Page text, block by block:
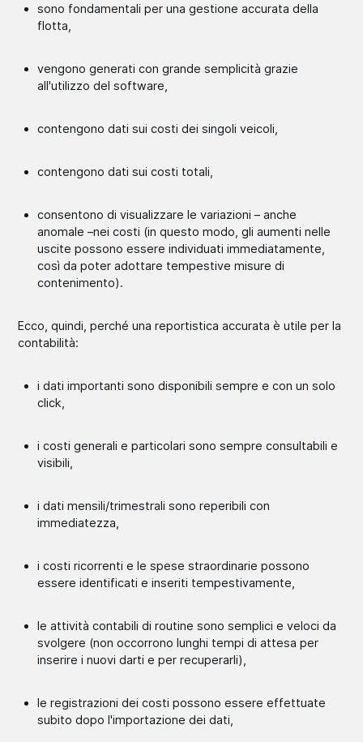
sono fondamentali per una gestione accurata della
flotta,
vengono generati con grande semplicità grazie
all'utilizzo del software,
contengono dati sui costi dei singoli veicoli,
contengono dati sui costi totali,
consentono di visualizzare le variazioni – anche
anomale –nei costi (in questo modo, gli aumenti nelle
uscite possono essere individuati immediatamente,
così da poter adottare tempestive misure di
contenimento).
Ecco, quindi, perché una reportistica accurata è utile per la
contabilità:
i dati importanti sono disponibili sempre e con un solo
click,
i costi generali e particolari sono sempre consultabili e
visibili,
i dati mensili/trimestrali sono reperibili con
immediatezza,
i costi ricorrenti e le spese straordinarie possono
essere identificati e inseriti tempestivamente,
le attività contabili di routine sono semplici e veloci da
svolgere (non occorrono lunghi tempi di attesa per
inserire i nuovi darti e per recuperarli),
le registrazioni dei costi possono essere effettuate
subito dopo l'importazione dei dati,